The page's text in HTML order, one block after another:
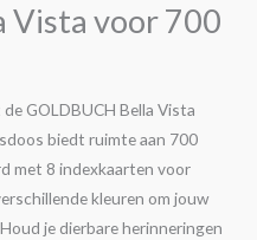
Vista voor 700
GOLDBUCH Bella Vista
biedt ruimte aan 700
met 8 indexkaarten voor
kleuren om jouw
je dierbare herinneringen